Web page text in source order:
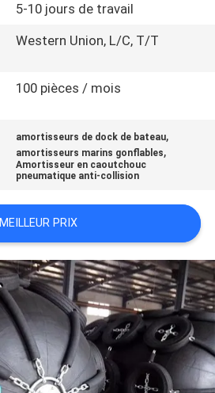
5-10 jours de travail
Western Union, L/C, T/T
100 pièces / mois
amortisseurs de dock de bateau,
amortisseurs marins gonflables,
Amortisseur en caoutchouc
pneumatique anti-collision
MEILLEUR PRIX